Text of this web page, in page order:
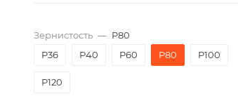
Зернистость — P80
P36
P40 P60 P80 P100
P120